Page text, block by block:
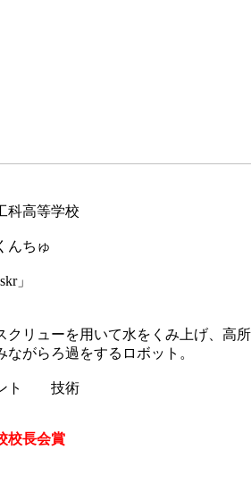
科高等学校
ちゅ
」
リューを用いて水をくみ上げ、高
がらろ過をするロボット。
ト 技術
校長会賞